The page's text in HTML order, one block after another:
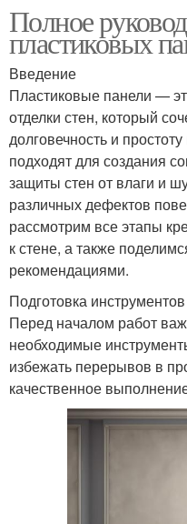
Полное
пластиковых
Введение
Пластиковые панели —
отделки стен, который
долговечность и
подходят для создания
защиты стен от влаги и
различных дефектов
рассмотрим все этапы
к стене, а также
рекомендациями.
Подготовка
Перед началом работ
необходимые
избежать перерывов в
качественное